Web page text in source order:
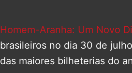
Homem-Aranha: Um Novo
brasileiros no dia 30 de
das maiores bilheterias do